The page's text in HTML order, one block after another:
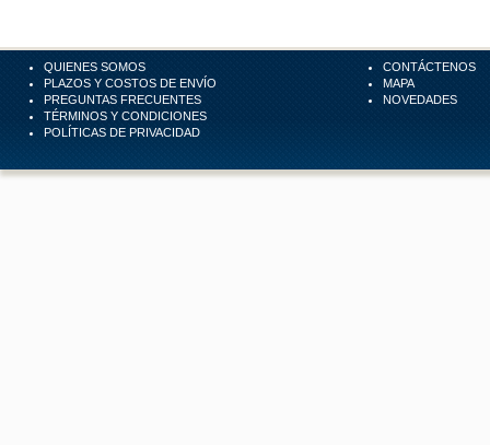
QUIENES SOMOS
PLAZOS Y COSTOS DE ENVÍO
PREGUNTAS FRECUENTES
TÉRMINOS Y CONDICIONES
POLÍTICAS DE PRIVACIDAD
CONTÁCTENOS
MAPA
NOVEDADES